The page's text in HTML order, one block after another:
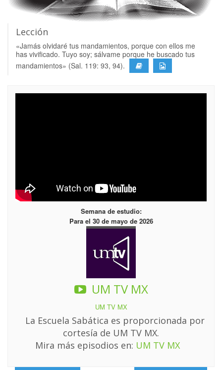
Lección
«Jamás olvidaré tus mandamientos, porque con ellos me
has vivificado. Tuyo soy; sálvame porque he buscado tus
mandamientos» (Sal. 119: 93, 94).
Semana de estudio:
Para el 30 de mayo de 2026
UM TV MX
UM TV MX
La Escuela Sabática es proporcionada por
cortesía de UM TV MX.
Mira más episodios en: UM TV MX